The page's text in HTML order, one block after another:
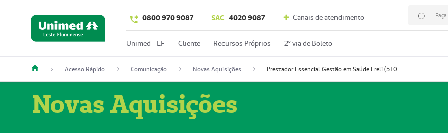
0800 970 9087 SAC 4020 9087 Canais de atendimento
Unimed - LF Cliente Recursos Próprios 2º via de Boleto
Acesso Rápido Comunicação Novas Aquisições Prestador Essencial Gestão em Saúde Ereli (51004354-7)
Novas Aquisições